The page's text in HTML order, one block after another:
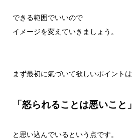
できる範囲でいいので
イメージを変えていきましょう。
まず最初に氣づいて欲しいポイントは
「怒られることは悪いこと」
と思い込んでいるという点です。